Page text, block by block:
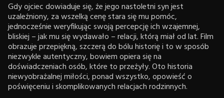
Gdy ojciec dowiaduje się, że jego nastoletni syn jest
uzależniony, za wszelką cenę stara się mu pomóc,
jednocześnie weryfikując swoją percepcję ich wzajemnej,
bliskiej – jak mu się wydawało – relacji, którą miał od lat. Film
obrazuje przepiękną, szczerą do bólu historię i to w sposób
niezwykle autentyczny, bowiem opiera się na
doświadczeniach osób, które to przeżyły. Oto historia
niewyobrażalnej miłości, ponad wszystko, opowieść o
poświęceniu i skomplikowanych relacjach rodzinnych.